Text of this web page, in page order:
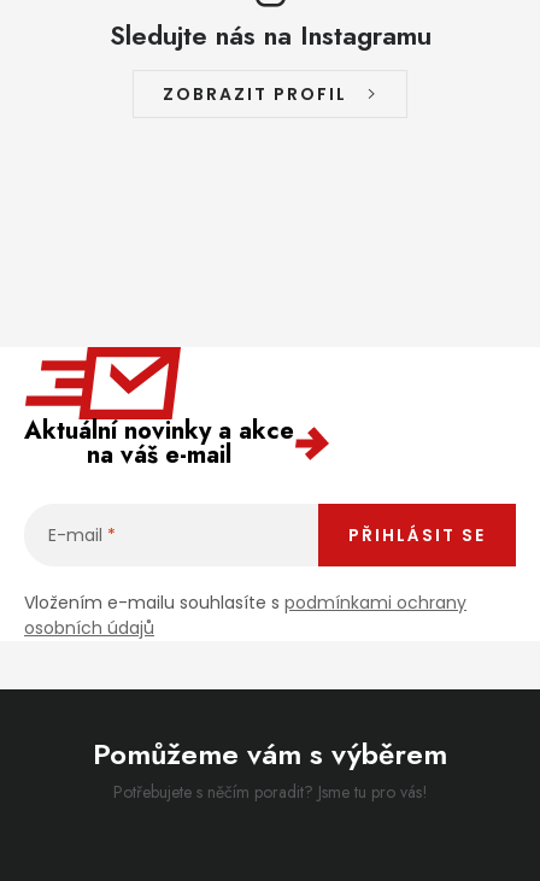
Sledujte nás na Instagramu
ZOBRAZIT PROFIL
Aktuální novinky a akce
na váš e-mail
E-mail
Vložením e-mailu souhlasíte s podmínkami ochrany
osobních údajů
PŘIHLÁSIT SE
Pomůžeme vám s výběrem
Potřebujete s něčím poradit? Jsme tu pro vás!